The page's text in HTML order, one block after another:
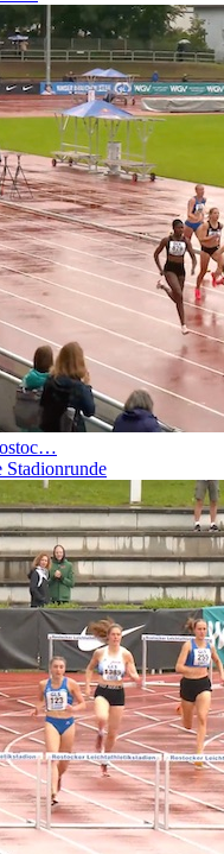
Stadionrunde